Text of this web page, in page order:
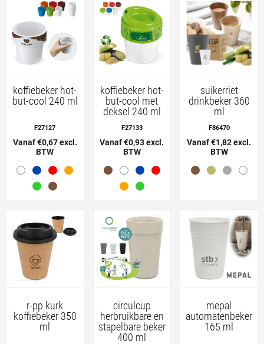
koffiebeker hot-
but-cool 240 ml
F27127
Vanaf €0,67 excl.
BTW
koffiebeker hot-
but-cool met
deksel 240 ml
F27133
Vanaf €0,93 excl.
BTW
suikerriet
drinkbeker 360
ml
F86470
Vanaf €1,82 excl.
BTW
r-pp kurk
koffiebeker 350
ml
circulcup
herbruikbare en
stapelbare beker
400 ml
mepal
automatenbeker
165 ml